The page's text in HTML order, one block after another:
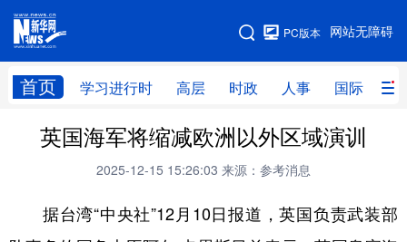
网站无障碍
PC版本
首页 学习进行时 高层 时政 人事 国际 财
网站地图
学习进行时 高层 时政 人事
财经 网评
台湾 思客智库 全球连线 教育
英国海军将缩减欧洲以外区域演训
2025-12-15 15:26:03 来源：参考消息
据台湾“中央社”12月10日报道，英国负责武装部